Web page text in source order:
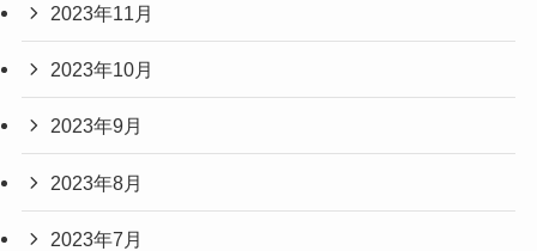
2023年11月
2023年10月
2023年9月
2023年8月
2023年7月